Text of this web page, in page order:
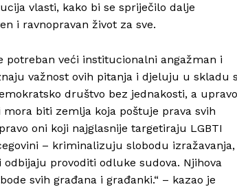
vlasti, kako bi se spriječilo dalje
i ravnopravan život za sve.
potreban veći institucionalni angažman i
važnost ovih pitanja i djeluju u skladu s
društvo bez jednakosti, a upravo
biti zemlja koja poštuje prava svih
oni koji najglasnije targetiraju LGBTI
– kriminalizuju slobodu izražavanja,
odbijaju provoditi odluke sudova. Njihova
svih građana i građanki.“ – kazao je